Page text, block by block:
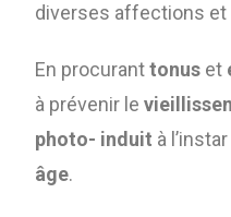
diverses affections
En procuranttonus et
à prévenir le
photo- induit à
âge.